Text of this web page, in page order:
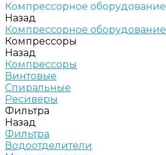
Компрессорное оборудование
Назад
Компрессорное оборудование
Компрессоры
Назад
Компрессоры
Винтовые
Спиральные
Ресиверы
Фильтра
Назад
Фильтра
Водоотделители